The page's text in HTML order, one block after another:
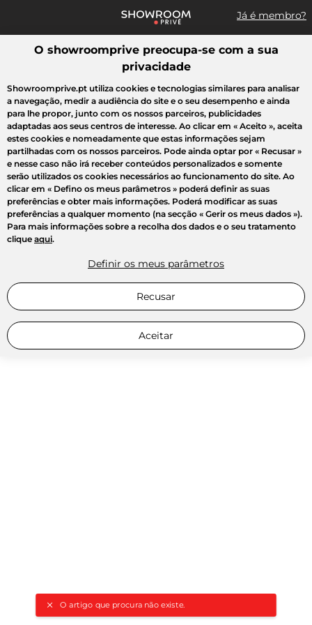
Já é membro?
Pesquisar uma marca, um artigo, uma venda...
O artigo que procura não existe.
Todas as vendas Moda Desporto Casa Criança Beleza
O showroomprive preocupa-se com a sua
privacidade
Showroomprive.pt utiliza cookies e tecnologias similares para analisar
a navegação, medir a audiência do site e o seu desempenho e ainda
para lhe propor, junto com os nossos parceiros, publicidades
adaptadas aos seus centros de interesse. Ao clicar em « Aceito », aceita
estes cookies e nomeadamente que estas informações sejam
partilhadas com os nossos parceiros. Pode ainda optar por « Recusar »
e nesse caso não irá receber conteúdos personalizados e somente
serão utilizados os cookies necessários ao funcionamento do site. Ao
clicar em « Defino os meus parâmetros » poderá definir as suas
preferências e obter mais informações. Poderá modificar as suas
preferências a qualquer momento (na secção « Gerir os meus dados »).
Para mais informações sobre a recolha dos dados e o seu tratamento
clique aqui.
Definir os meus parâmetros
Recusar
Aceitar